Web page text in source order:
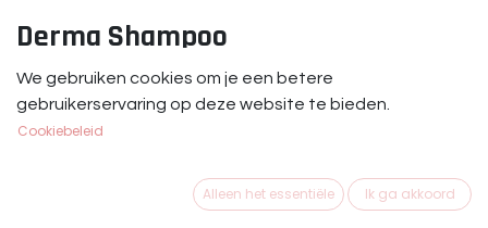
Derma Shampoo
Derma Shampoo is een paardenshampoo voor de droge
en gevoelige huid. Verrijkt met Aloë vera en tea tree voor
extra hydratatie, verzorging en verzachting.
We gebruiken cookies om je een betere
gebruikerservaring op deze website te bieden.
Cookiebeleid
Alleen het essentiële Ik ga akkoord